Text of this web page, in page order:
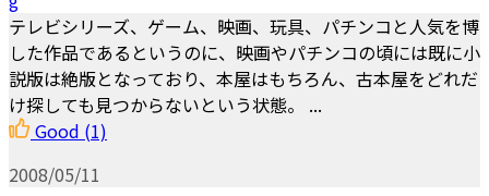
テレビシリーズ、ゲーム、映画、玩具、パチンコと人気を博
した作品であるというのに、映画やパチンコの頃には既に小
説版は絶版となっており、本屋はもちろん、古本屋をどれだ
け探しても見つからないという状態。 ...
Good (1)
2008/05/11